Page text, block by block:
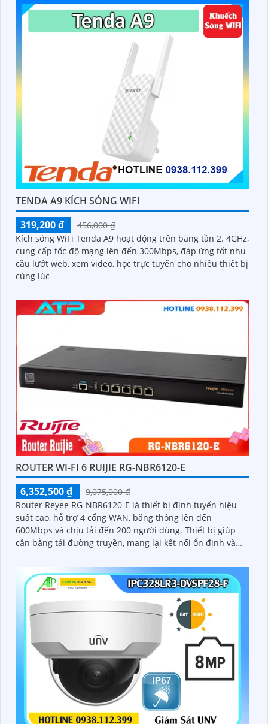
TENDA A9 KÍCH SÓNG WIFI
319,200 ₫
456,000 ₫
Kích sóng WiFi Tenda A9 hoạt động trên băng tần 2. 4GHz,
cung cấp tốc độ mạng lên đến 300Mbps, đáp ứng tốt nhu
cầu lướt web, xem video, học trực tuyến cho nhiều thiết bị
cùng lúc
ROUTER WI-FI 6 RUIJIE RG-NBR6120-E
6,352,500 ₫
9,075,000 ₫
Router Reyee RG-NBR6120-E là thiết bị định tuyến hiệu
suất cao, hỗ trợ 4 cổng WAN, băng thông lên đến
600Mbps và chịu tải đến 200 người dùng. Thiết bị giúp
cân bằng tải đường truyền, mang lại kết nối ổn định và
hoặc hệ thống mạng vừa và nhỏ